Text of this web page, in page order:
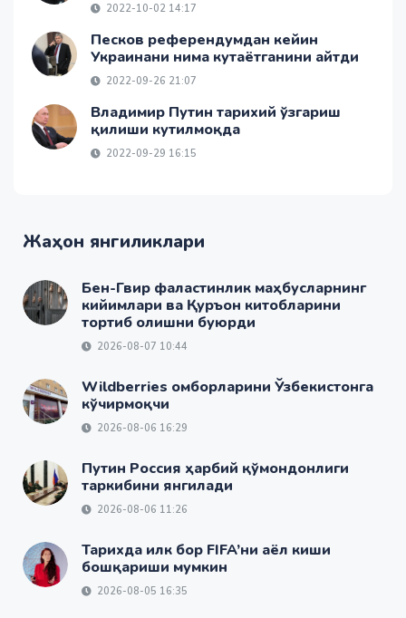
2022-10-02 14:17
Песков референдумдан кейин
Украинани нима кутаётганини айтди
2022-09-26 21:07
Владимир Путин тарихий ўзгариш
қилиши кутилмоқда
2022-09-29 16:15
Жаҳон янгиликлари
Бен-Гвир фаластинлик маҳбусларнинг
кийимлари ва Қуръон китобларини
тортиб олишни буюрди
2026-08-07 10:44
Wildberries омборларини Ўзбекистонга
кўчирмоқчи
2026-08-06 16:29
Путин Россия ҳарбий қўмондонлиги
таркибини янгилади
2026-08-06 11:26
Тарихда илк бор FIFA’ни аёл киши
бошқариши мумкин
2026-08-05 16:35